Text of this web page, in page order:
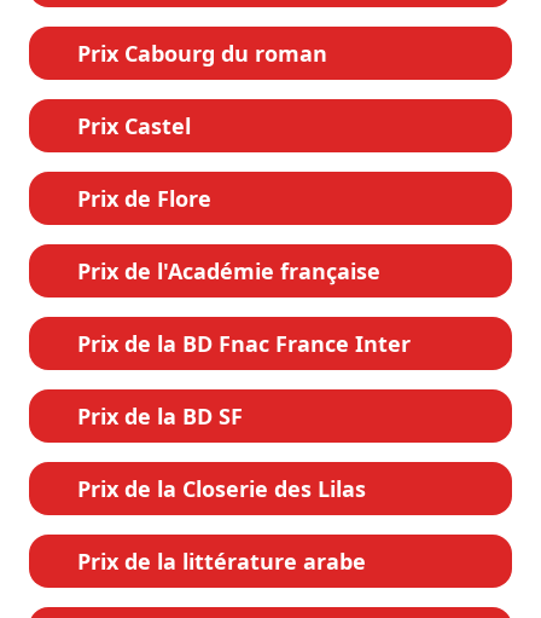
Prix Cabourg du roman
Prix Castel
Prix de Flore
Prix de l'Académie française
Prix de la BD Fnac France Inter
Prix de la BD SF
Prix de la Closerie des Lilas
Prix de la littérature arabe